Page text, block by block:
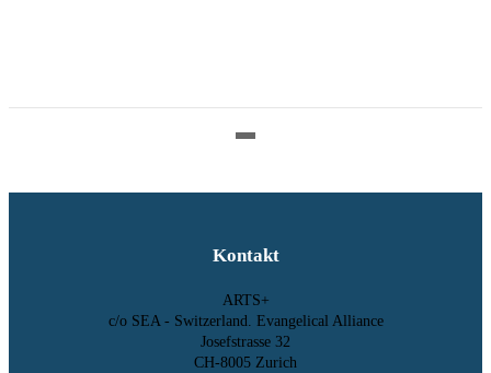
Kontakt
ARTS+
c/o SEA - Switzerland. Evangelical Alliance
Josefstrasse 32
CH-8005 Zurich